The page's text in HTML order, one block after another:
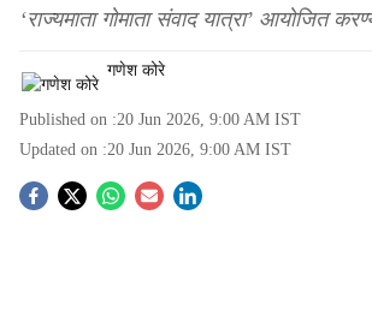
‘राज्यमाता गोमाता संवाद यात्रा’ आयोजित
गणेश कोरे
Published on :20 Jun 2026, 9:00 AM IST
Updated on :20 Jun 2026, 9:00 AM IST
S